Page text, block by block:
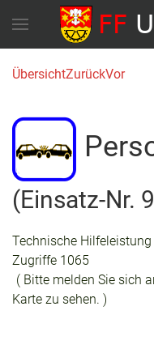
ÜbersichtZurückVor
(Einsatz-Nr.
Technische
Zugriffe 1065
( Bitte melden Sie sich
Karte zu sehen. )